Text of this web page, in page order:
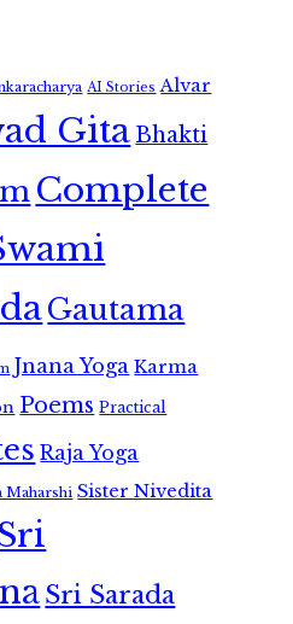
AI Stories Alvar
GitaBhakti
Complete
Gautama
Jnana Yoga Karma
Poems Practical
Raja Yoga
Maharshi Sister Nivedita
Sri Sarada